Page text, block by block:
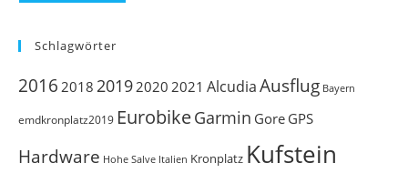
Schlagwörter
2016 2018 20192020 2021 AlcudiaAusflug Bayern
emdkronplatz2019 EurobikeGarmin Gore GPS
Hardware Hohe Salve Italien Kronplatz Kufstein